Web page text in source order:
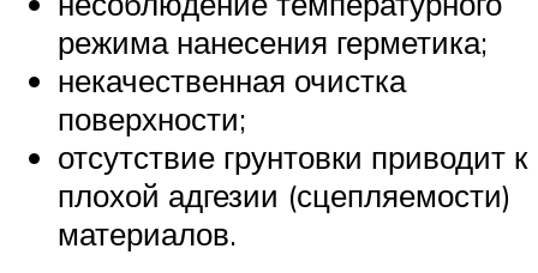
режима нанесения герметика;
некачественная очистка
поверхности;
отсутствие грунтовки приводит к
плохой адгезии (сцепляемости)
материалов.